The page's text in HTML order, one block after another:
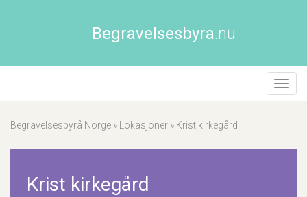
Begravelsesbyra.nu
Begravelsesbyrå Norge » Lokasjoner » Krist kirkegård
Krist kirkegård